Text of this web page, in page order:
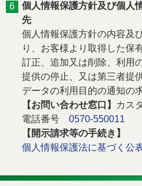
個人情報保護方針及び個人
先
個人情報保護方針の内容及
り、お客様より取得した保
訂正、追加又は削除、利用
提供の停止、又は第三者提
データの利用目的の通知の
お問い合わせ窓口
カス
電話番号 0570-550011
開示請求等の手続き
個人情報保護法に基づく公